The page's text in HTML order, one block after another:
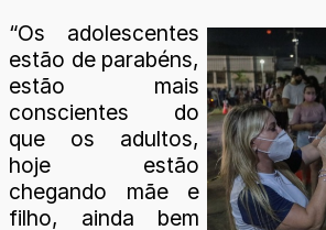
“Os adolescentes
estão de parabéns,
estão mais
conscientes do
que os adultos,
hoje estão
chegando mãe e
filho, ainda bem